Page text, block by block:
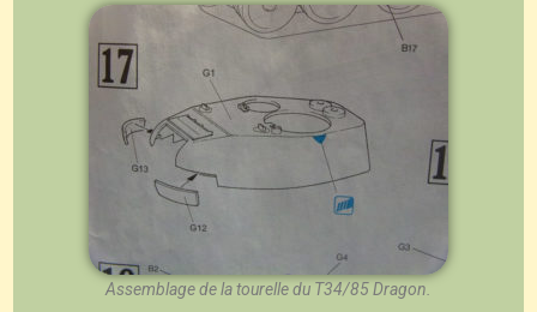
Assemblage de la tourelle du T34/85 Dragon.